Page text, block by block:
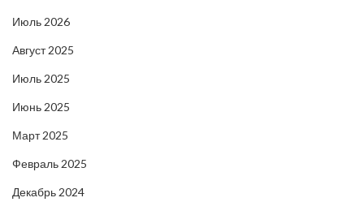
Июль 2026
Август 2025
Июль 2025
Июнь 2025
Март 2025
Февраль 2025
Декабрь 2024